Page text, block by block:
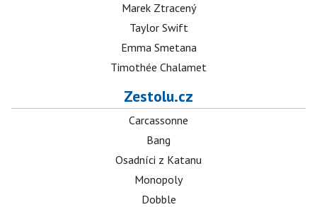
Marek Ztracený
Taylor Swift
Emma Smetana
Timothée Chalamet
Zestolu.cz
Carcassonne
Bang
Osadníci z Katanu
Monopoly
Dobble